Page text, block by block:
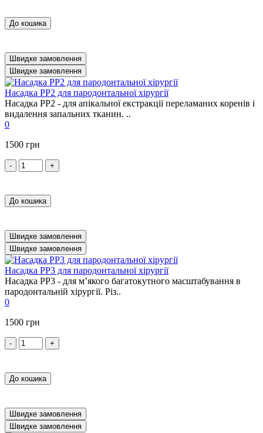
До кошика
Швидке замовлення
Швидке замовлення
Насадка PP2 для пародонтальної хірургії
Насадка PP2 - для апікальної екстракції переламаних коренів і
видалення запальних тканин. ..
0
1500 грн
- +
До кошика
Швидке замовлення
Швидке замовлення
Насадка PP3 для пародонтальної хірургії
Насадка PP3 - для м’якого багатокутного масштабування в
пародонтальній хірургії. Різ..
0
1500 грн
- +
До кошика
Швидке замовлення
Швидке замовлення